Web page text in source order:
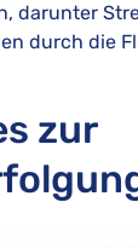
darunter
durch die
zur